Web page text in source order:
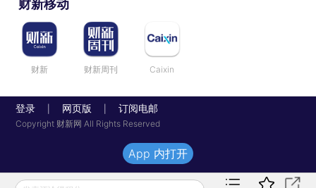
财新移动
财新 财新周刊 Caixin
登录 网页版 订阅电邮
Copyright 财新网 All Rights Reserved
App 内打开